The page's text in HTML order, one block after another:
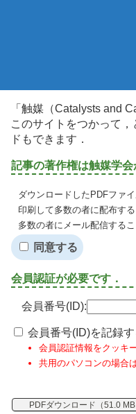
「触媒（Catalysts and
このサイトをつかって
ドもできます．
記事の著作権は触媒学会
ダウンロードしたPDFファ
印刷して多数の者に配布す
多数の者にメール配信する
同意する
会員認証が必要です．
会員番号(ID):
会員番号(ID)を記録す
会員認証情報をクッキ
共用のパソコンの場合
PDFダウンロード（51.0 MB